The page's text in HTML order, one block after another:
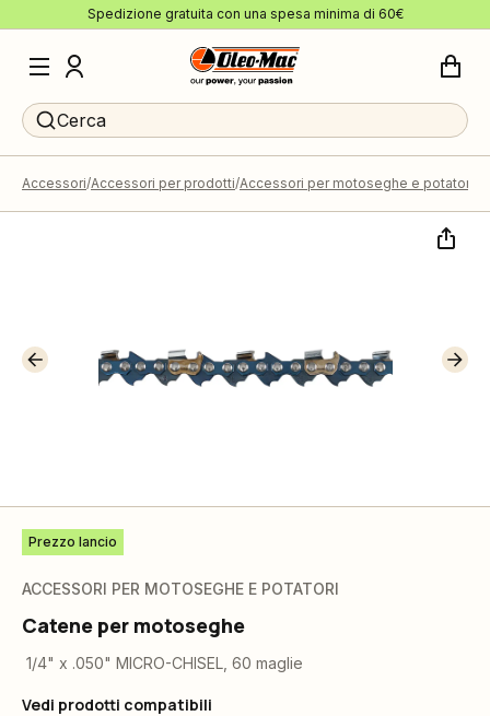
Spedizione gratuita con una spesa minima di 60€
Cerca
Accessori Accessori per prodotti Accessori per motoseghe e potatori
Prezzo lancio
ACCESSORI PER MOTOSEGHE E POTATORI
Catene per motoseghe
1/4" x .050" MICRO-CHISEL, 60 maglie
Vedi prodotti compatibili